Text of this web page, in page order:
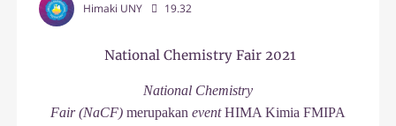
Himaki UNY 19.32
National Chemistry Fair 2021
National Chemistry
Fair (NaCF) merupakan eventHIMA Kimia FMIPA